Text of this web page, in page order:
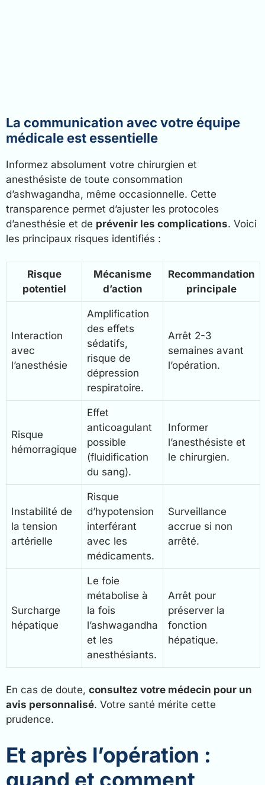
La communication avec votre équipe
médicale est essentielle
Informez absolument votre chirurgien et
anesthésiste de toute consommation
d’ashwagandha, même occasionnelle. Cette
transparence permet d’ajuster les protocoles
d’anesthésie et de prévenir les complications. Voici
les principaux risques identifiés :
Risque
potentiel
Mécanisme
d’action
Recommandation
principale
Interaction
avec
l’anesthésie
Amplification
des effets
sédatifs,
risque de
dépression
respiratoire.
Arrêt 2-3
semaines avant
l’opération.
Risque
hémorragique
Effet
anticoagulant
possible
(fluidification
du sang).
Informer
l’anesthésiste et
le chirurgien.
Instabilité de
la tension
artérielle
Risque
d’hypotension
interférant
avec les
médicaments.
Surveillance
accrue si non
arrêté.
Surcharge
hépatique
Le foie
métabolise à
la fois
l’ashwagandha
et les
anesthésiants.
Arrêt pour
préserver la
fonction
hépatique.
En cas de doute, consultez votre médecin pour un
avis personnalisé. Votre santé mérite cette
prudence.
Et après l’opération :
quand et comment